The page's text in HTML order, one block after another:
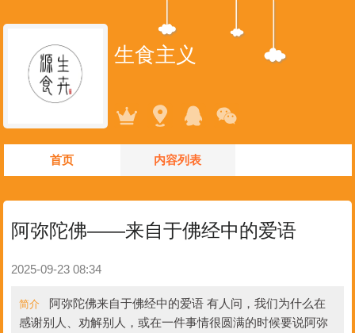
生食主义
首页 内容列表
阿弥陀佛——来自于佛经中的爱语
2025-09-23 08:34
简介
阿弥陀佛来自于佛经中的爱语 有人问，我们为什么在
感谢别人、劝解别人，或在一件事情很圆满的时候要说阿弥